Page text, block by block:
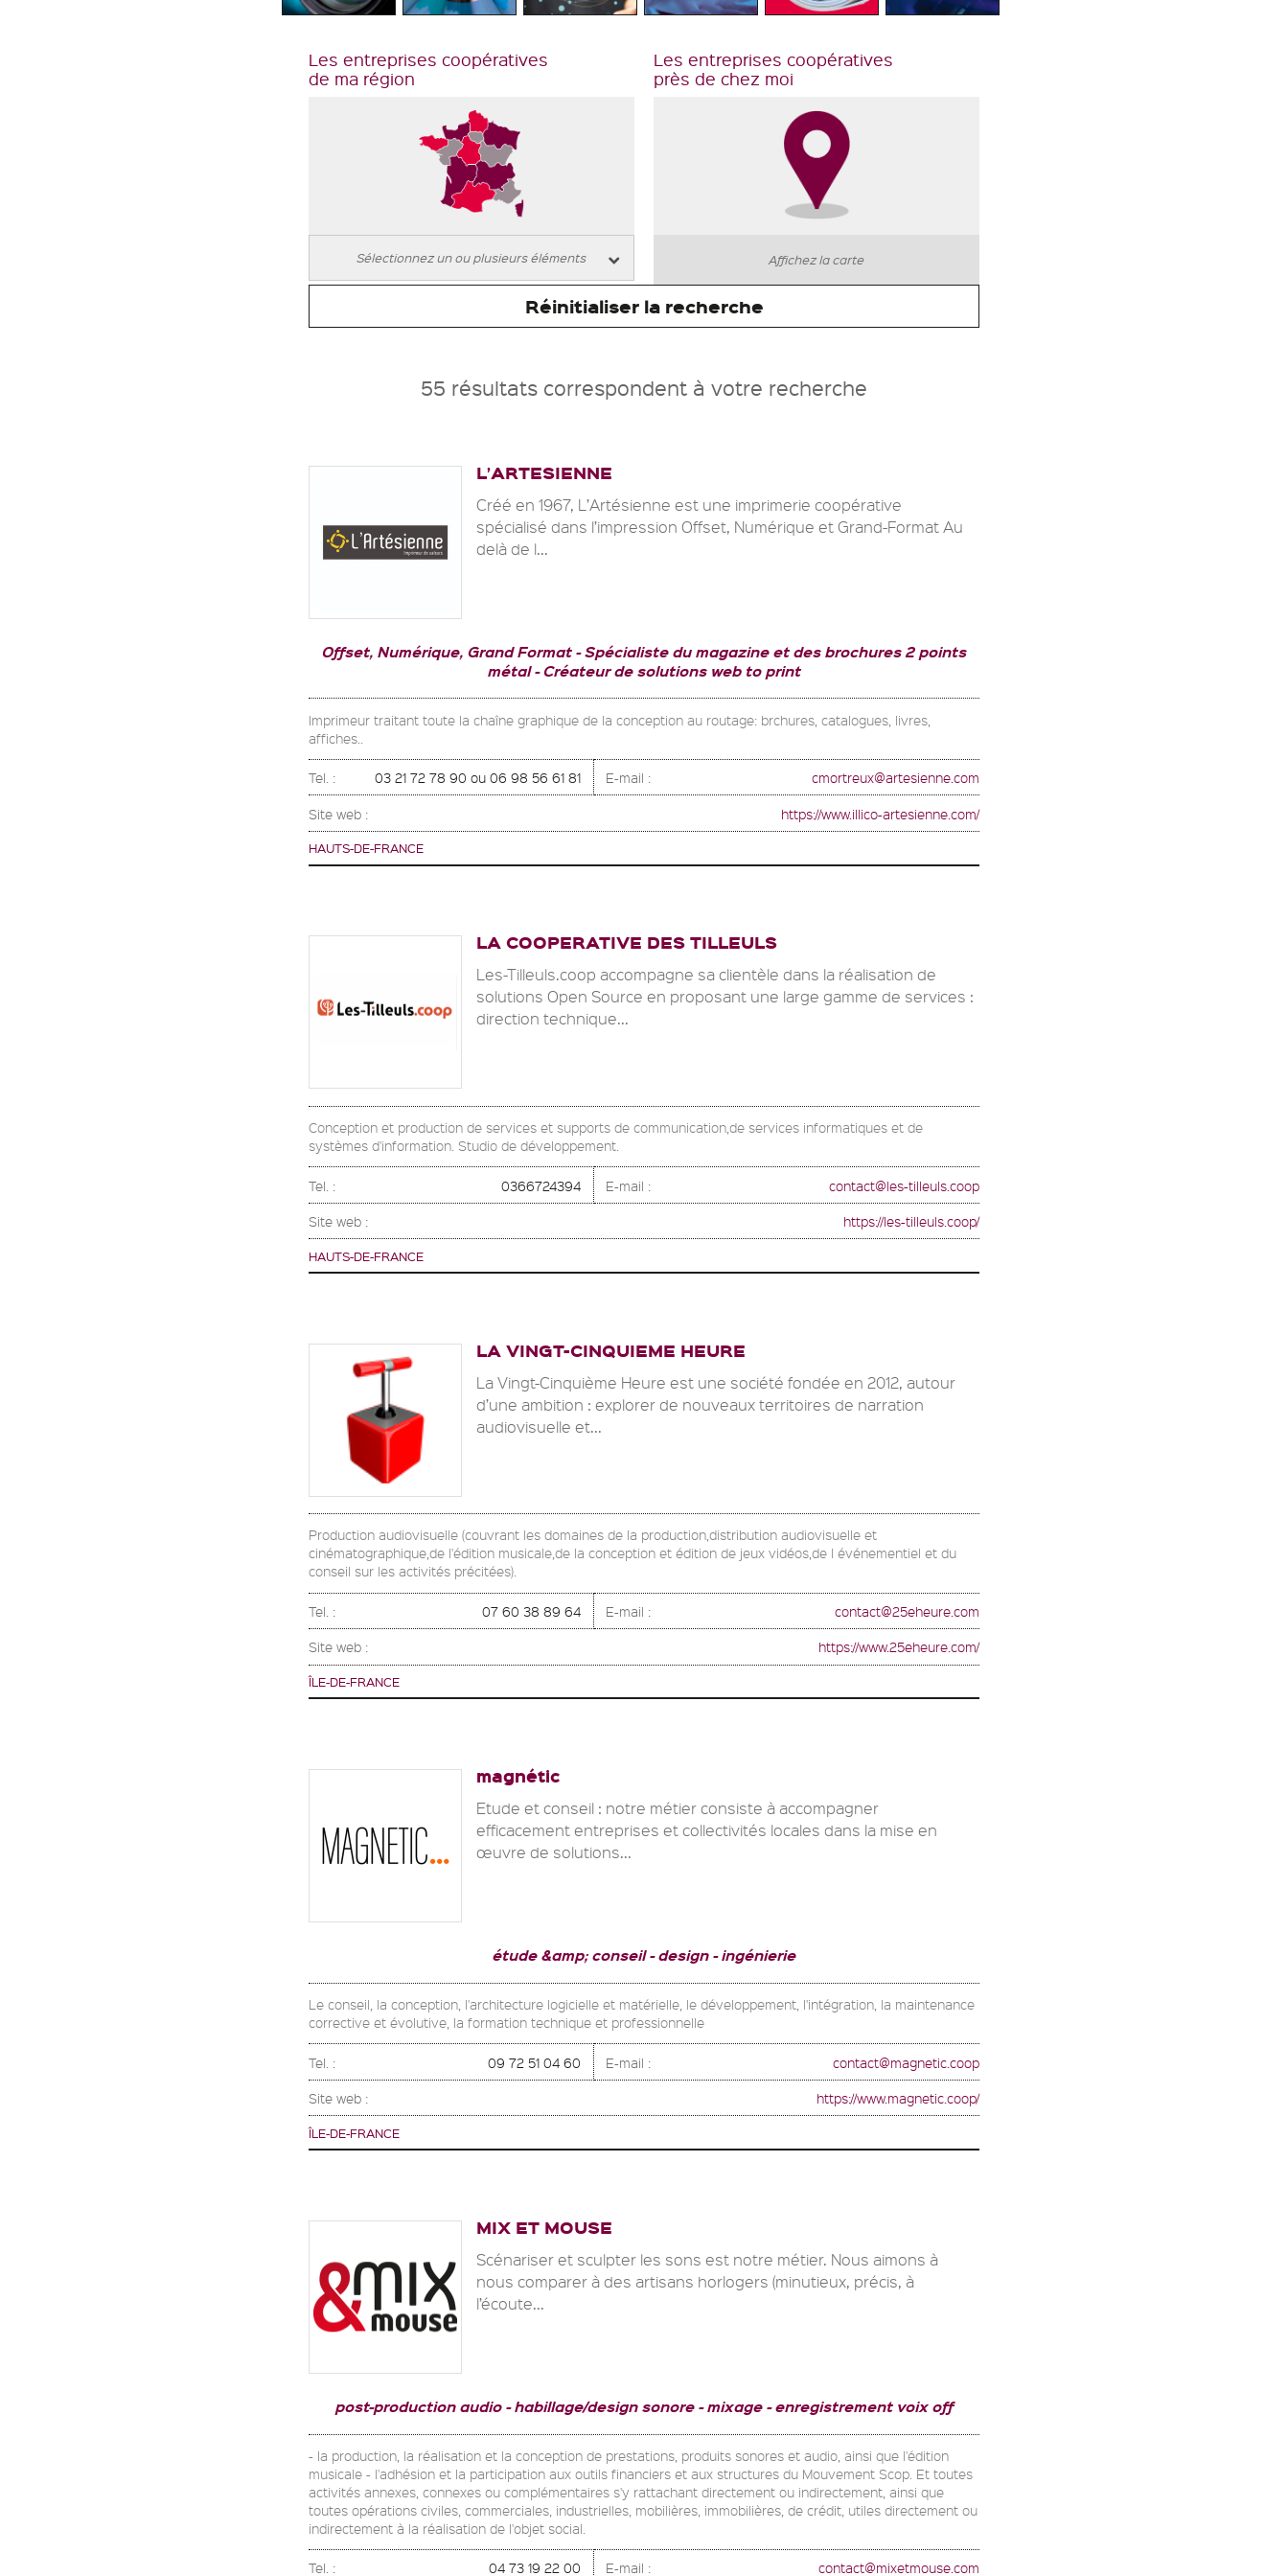
Les entreprises coopératives
de ma région
Les entreprises coopératives
près de chez moi
Affichez la carte
Réinitialiser la recherche
55 résultats correspondent à votre recherche
L’ARTESIENNE
Créé en 1967, L’Artésienne est une imprimerie coopérative
spécialisé dans l’impression Offset, Numérique et Grand-Format Au
delà de l...
Offset, Numérique, Grand Format
Spécialiste du magazine et des brochures 2 points
métal
Créateur de solutions web to print
Imprimeur traitant toute la chaîne graphique de la conception au routage: brchures, catalogues, livres,
affiches..
Tel. : 03 21 72 78 90 ou 06 98 56 61 81 E-mail : cmortreux@artesienne.com
Site web : https://www.illico-artesienne.com/
HAUTS-DE-FRANCE
LA COOPERATIVE DES TILLEULS
Les-Tilleuls.coop accompagne sa clientèle dans la réalisation de
solutions Open Source en proposant une large gamme de services :
direction technique...
Conception et production de services et supports de communication,de services informatiques et de
systèmes d'information. Studio de développement.
Tel. : 0366724394 E-mail : contact@les-tilleuls.coop
Site web : https://les-tilleuls.coop/
HAUTS-DE-FRANCE
LA VINGT-CINQUIEME HEURE
La Vingt-Cinquième Heure est une société fondée en 2012, autour
d’une ambition : explorer de nouveaux territoires de narration
audiovisuelle et...
Production audiovisuelle (couvrant les domaines de la production,distribution audiovisuelle et
cinématographique,de l'édition musicale,de la conception et édition de jeux vidéos,de l événementiel et du
conseil sur les activités précitées).
Tel. : 07 60 38 89 64 E-mail : contact@25eheure.com
Site web : https://www.25eheure.com/
ÎLE-DE-FRANCE
magnétic
Etude et conseil : notre métier consiste à accompagner
efficacement entreprises et collectivités locales dans la mise en
œuvre de solutions...
étude &amp; conseil design ingénierie
Le conseil, la conception, l'architecture logicielle et matérielle, le développement, l'intégration, la maintenance
corrective et évolutive, la formation technique et professionnelle
Tel. : 09 72 51 04 60 E-mail : contact@magnetic.coop
Site web : https://www.magnetic.coop/
ÎLE-DE-FRANCE
MIX ET MOUSE
Scénariser et sculpter les sons est notre métier. Nous aimons à
nous comparer à des artisans horlogers (minutieux, précis, à
l’écoute...
post-production audio habillage/design sonore - mixage enregistrement voix off
- la production, la réalisation et la conception de prestations, produits sonores et audio, ainsi que l'édition
musicale - l'adhésion et la participation aux outils financiers et aux structures du Mouvement Scop. Et toutes
activités annexes, connexes ou complémentaires s'y rattachant directement ou indirectement, ainsi que
toutes opérations civiles, commerciales, industrielles, mobilières, immobilières, de crédit, utiles directement ou
indirectement à la réalisation de l'objet social.
Tel. : 04 73 19 22 00 E-mail : contact@mixetmouse.com